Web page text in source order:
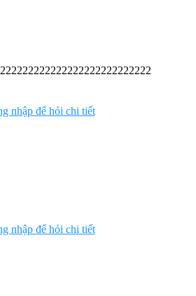
nhập để hỏi chi tiết
nhập để hỏi chi tiết